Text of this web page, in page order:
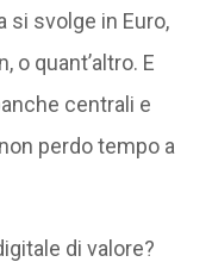
si svolge in Euro,
o quant’altro. E
centrali e
perdo tempo a
di valore?